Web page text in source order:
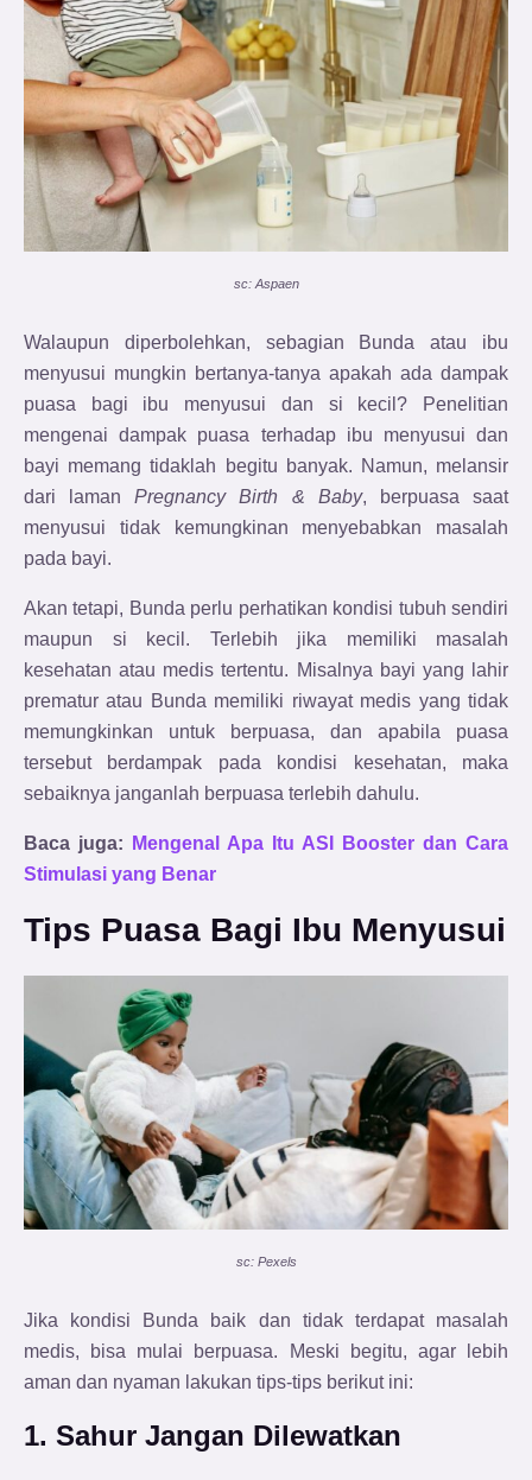
sc: Aspaen
Walaupun diperbolehkan, sebagian Bunda atau ibu
menyusui mungkin bertanya-tanya apakah ada dampak
puasa bagi ibu menyusui dan si kecil? Penelitian
mengenai dampak puasa terhadap ibu menyusui dan
bayi memang tidaklah begitu banyak. Namun, melansir
dari lamanPregnancy Birth & Baby, berpuasa saat
menyusui tidak kemungkinan menyebabkan masalah
pada bayi.
Akan tetapi, Bunda perlu perhatikan kondisi tubuh sendiri
maupun si kecil. Terlebih jika memiliki masalah
kesehatan atau medis tertentu. Misalnya bayi yang lahir
prematur atau Bunda memiliki riwayat medis yang tidak
memungkinkan untuk berpuasa, dan apabila puasa
tersebut berdampak pada kondisi kesehatan, maka
sebaiknya janganlah berpuasa terlebih dahulu.
Baca juga:
Mengenal Apa Itu ASI Booster dan Cara
Stimulasi yang Benar
Tips Puasa Bagi Ibu Menyusui
sc: Pexels
Jika kondisi Bunda baik dan tidak terdapat masalah
medis, bisa mulai berpuasa. Meski begitu, agar lebih
aman dan nyaman lakukan tips-tips berikut ini:
1. Sahur Jangan Dilewatkan